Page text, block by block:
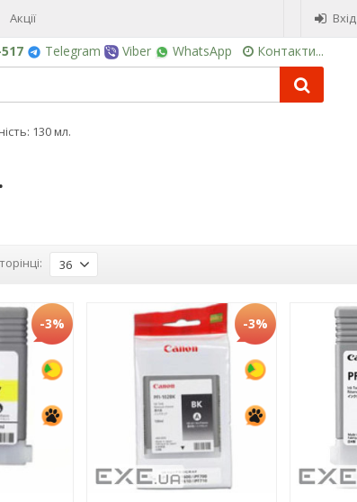
Акції Вхід
Telegram Viber WhatsApp Контакти...
130 мл.
36
-3% -3%